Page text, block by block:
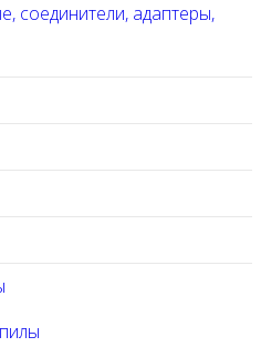
соединители, адаптеры,